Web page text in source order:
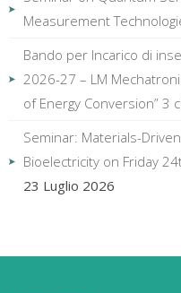
Measurement
Bando per Incarico di
2026-27 – LM
of Energy Conversion” 3
Seminar: Materials-
Bioelectricity on Friday
23 Luglio 2026